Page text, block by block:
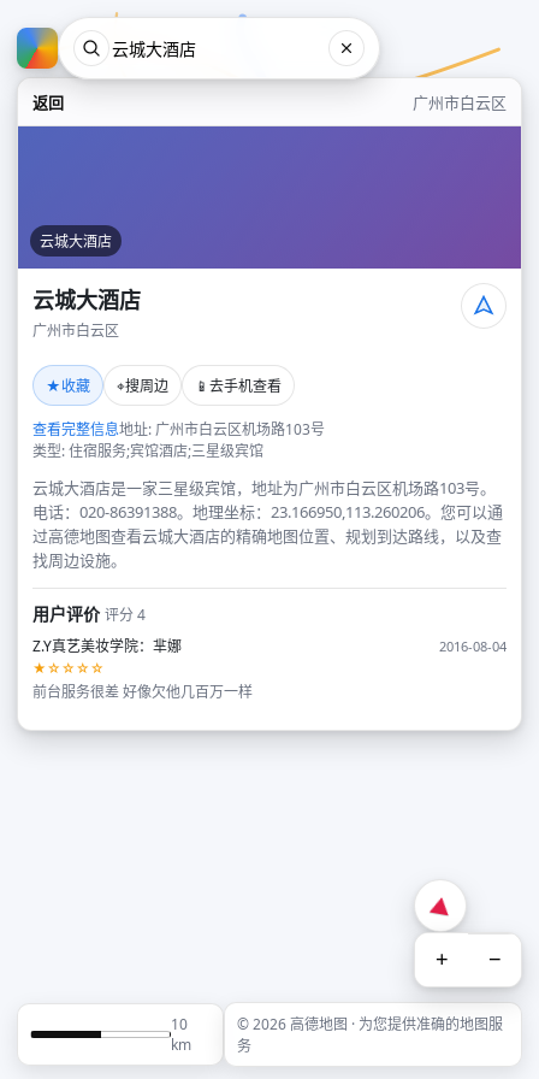
返回 广州市白云区
云城大酒店
云城大酒店
广州市白云区
★收藏 ⌖搜周边 📱 去手机查看
查看完整信息地址: 广州市白云区机场路103号
类型: 住宿服务;宾馆酒店;三星级宾馆
云城大酒店是一家三星级宾馆，地址为广州市白云区机场路103号。
电话：020-86391388。地理坐标：23.166950,113.260206。您可以通
过高德地图查看云城大酒店的精确地图位置、规划到达路线，以及查
找周边设施。
用户评价评分 4
Z.Y真艺美妆学院：芈娜
2016-08-04
★☆☆☆☆
前台服务很差 好像欠他几百万一样
+ −
10
km
© 2026 高德地图 · 为您提供准确的地图服
务